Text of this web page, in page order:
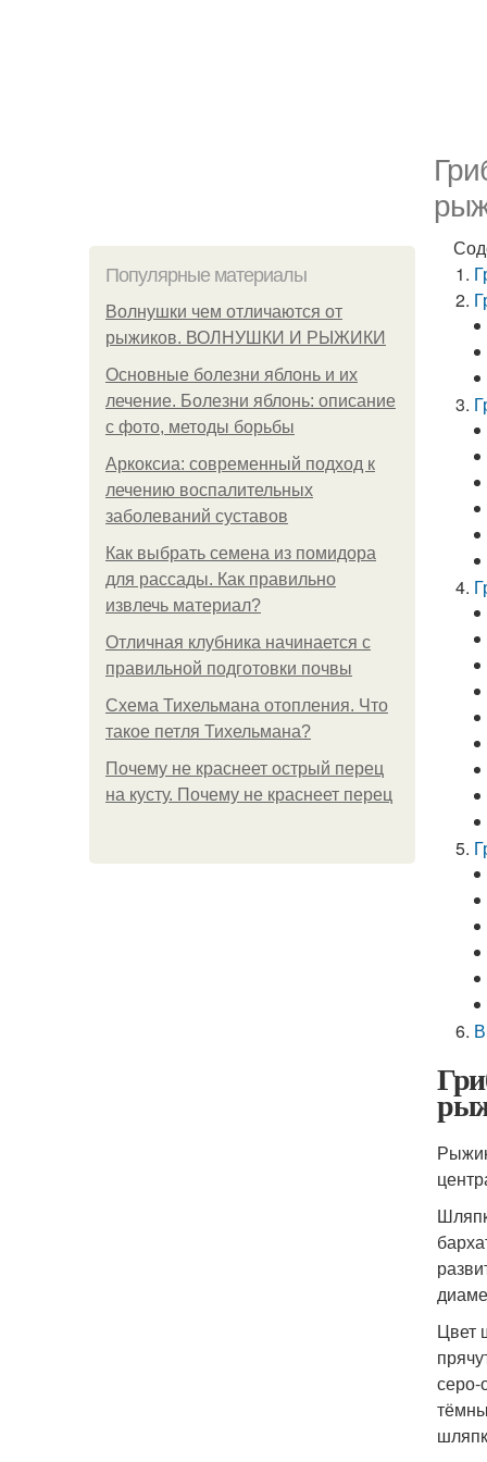
Популярные материалы
Волнушки чем отличаются от
рыжиков. ВОЛНУШКИ И РЫЖИКИ
Основные болезни яблонь и их
лечение. Болезни яблонь: описание
с фото, методы борьбы
Аркоксиа: современный подход к
лечению воспалительных
заболеваний суставов
Как выбрать семена из помидора
для рассады. Как правильно
извлечь материал?
Отличная клубника начинается с
правильной подготовки почвы
Схема Тихельмана отопления. Что
такое петля Тихельмана?
Почему не краснеет острый перец
на кусту. Почему не краснеет перец
Цвет
серо-